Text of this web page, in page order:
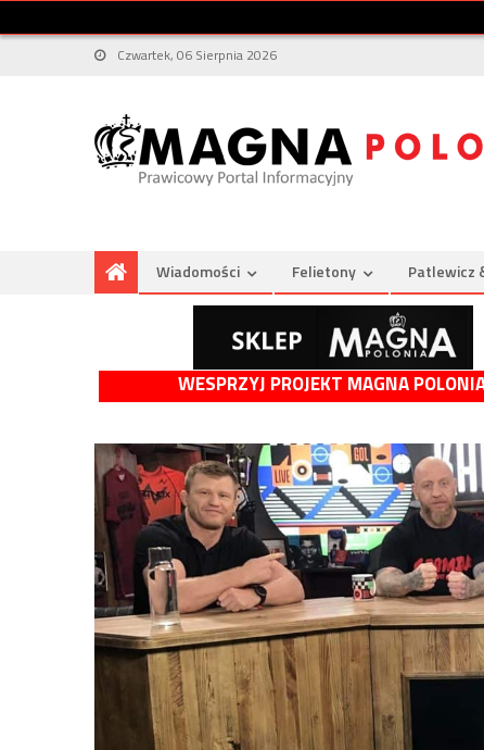
Czwartek, 06 Sierpnia 2026
Wiadomości Felietony Patlewicz
WESPRZYJ PROJEKT MAGNA